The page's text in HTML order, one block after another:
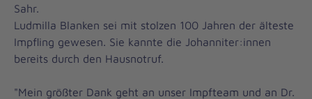
Sahr.
Ludmilla Blanken sei mit stolzen 100 Jahren der älteste
Impfling gewesen. Sie kannte die Johanniter:innen
bereits durch den Hausnotruf.
"Mein größter Dank geht an unser Impfteam und an Dr.